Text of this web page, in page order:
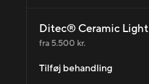
Ditec® Ceramic Light
fra 5.500 kr.
Tilføj behandling